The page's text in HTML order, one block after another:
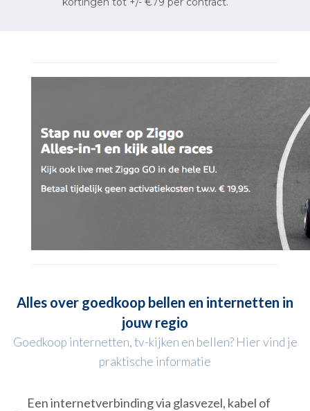
Alles over goedkoop bellen en internetten in
jouw regio
Goedkoop internetten, tv-kijken en bellen? Hier vind je
praktische informatie
Een internetverbinding via glasvezel, kabel of